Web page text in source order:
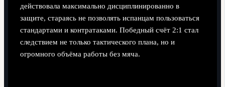
действовала максимально дисциплинированно в
защите, стараясь не позволять испанцам пользоваться
стандартами и контратаками. Победный счёт 2:1 стал
следствием не только тактического плана, но и
огромного объёма работы без мяча.